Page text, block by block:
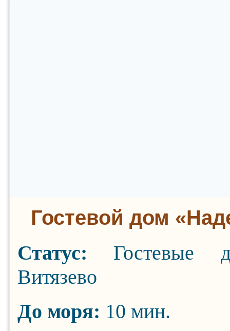
Гостевой дом
Статус: Гостевые
Витязево
До моря: 10 мин.